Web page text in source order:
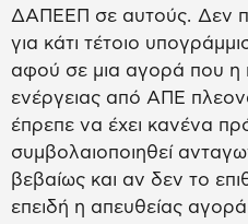
ΔΑΠΕΕΠ σε αυτούς. Δεν
για κάτι τέτοιο
αφού σε μια αγορά που η
ενέργειας από ΑΠΕ
έπρεπε να έχει κανένα
συμβολαιοποιηθεί
βεβαίως και αν δεν το
επειδή η απευθείας